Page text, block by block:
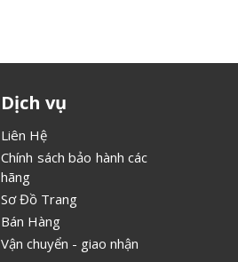
Dịch vụ
Liên Hệ
Chính sách bảo hành các
hãng
Sơ Đồ Trang
Bán Hàng
Vận chuyển - giao nhận